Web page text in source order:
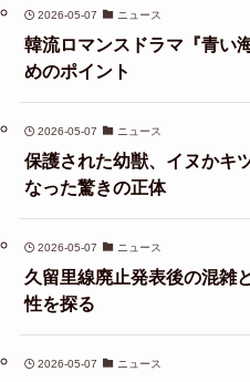
2026-05-07 ニュース
韓流ロマンスドラマ『青い
めのポイント
2026-05-07 ニュース
保護された幼獣、イヌかキ
なった驚きの正体
2026-05-07 ニュース
久留里線廃止発表後の混雑
性を探る
2026-05-07 ニュース